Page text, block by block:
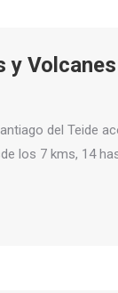
y Volcanes
del Teide
los 7 kms, 14